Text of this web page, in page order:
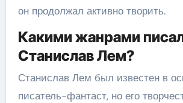
он продолжал активно творить.
Какими жанрами
Станислав Лем?
Станислав Лем был известен в
писатель-фантаст, но его